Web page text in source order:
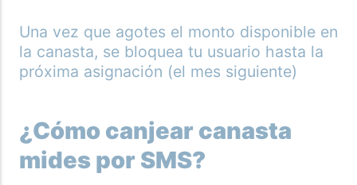
Una vez que agotes el monto disponible en
la canasta, se bloquea tu usuario hasta la
próxima asignación (el mes siguiente)
¿Cómo canjear canasta
mides por SMS?